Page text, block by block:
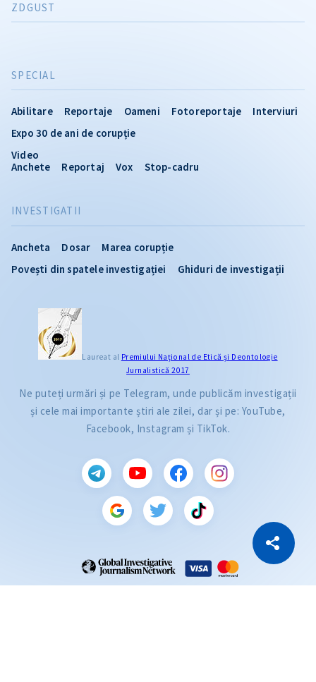
Copiază Link
INVESTIGATII
Ancheta Dosar
Marea corupție
Povești din spatele investigației
Ghiduri de investigații
SPECIAL
Abilitare Reportaje Oameni Fotoreportaje
Interviuri
Expo 30 de ani de corupție
Video
Anchete
Reportaj Vox Stop-cadru
ZDGUST
Laureat al Premiului Naţional de Etică și Deontologie
Jurnalistică 2017
Ne puteți urmări și pe Telegram, unde publicăm investigații
și cele mai importante știri ale zilei, dar și pe: YouTube,
Facebook, Instagram și TikTok.